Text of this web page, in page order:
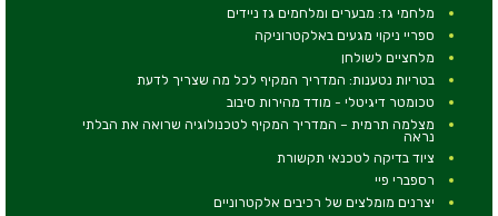
מלחמי גז: מבערים ומלחמים גז ניידים
ספריי ניקוי מגעים באלקטרוניקה
מלחציים לשולחן
בטריות נטענות: המדריך המקיף לכל מה שצריך לדעת
טכומטר דיגיטלי - מודד מהירות סיבוב
מצלמה תרמית – המדריך המקיף לטכנולוגיה שרואה את הבלתי
נראה
ציוד בדיקה לטכנאי תקשורת
רספברי פיי
יצרנים מומלצים של רכיבים אלקטרוניים